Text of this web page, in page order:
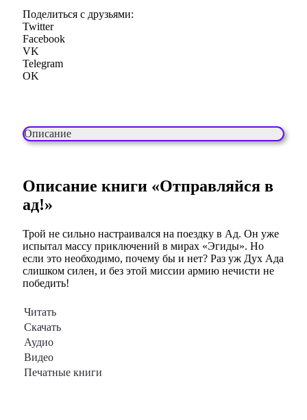
Поделиться с друзьями:
Twitter
Facebook
VK
Telegram
OK
Описание
Описание книги «Отправляйся в
ад!»
Трой не сильно настраивался на поездку в Ад. Он уже
испытал массу приключений в мирах «Эгиды». Но
если это необходимо, почему бы и нет? Раз уж Дух Ада
слишком силен, и без этой миссии армию нечисти не
победить!
Читать
Скачать
Аудио
Видео
Печатные книги